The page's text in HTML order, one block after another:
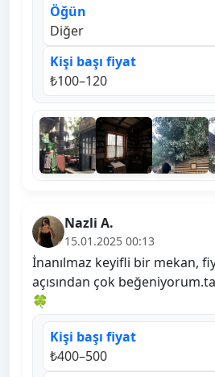
Öğün
Diğer
Kişi başı fiyat
₺100–120
Nazli A.
15.01.2025 00:13
İnanılmaz keyifli bir mekan,
açısından çok
🍀
Kişi başı fiyat
₺400–500